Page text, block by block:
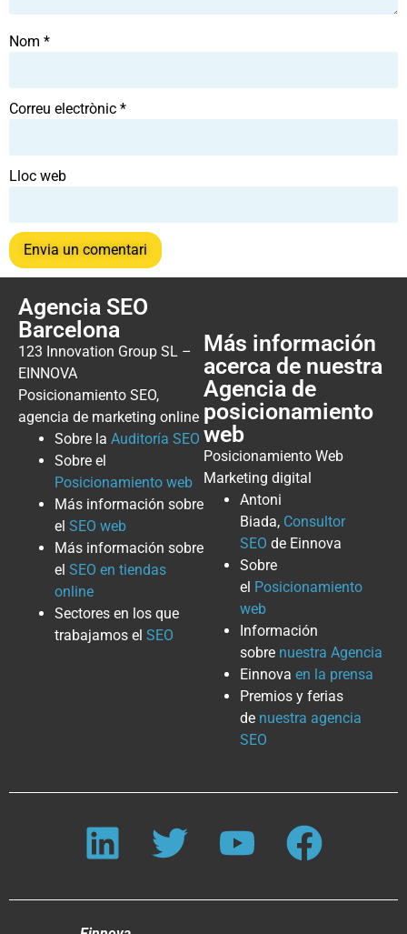
Nom *
Correu electrònic *
Lloc web
Agencia SEO
Barcelona
123 Innovation Group SL –
EINNOVA
Posicionamiento SEO,
agencia de marketing online
Sobre la Auditoría SEO
Sobre el
Posicionamiento web
Más información sobre
el SEO web
Más información sobre
el SEO en tiendas
online
Sectores en los que
trabajamos el SEO
Más información
acerca de nuestra
Agencia de
posicionamiento
web
Posicionamiento Web
Marketing digital
Antoni
Biada, Consultor
SEO de Einnova
Sobre
el Posicionamiento
web
Información
sobre nuestra Agencia
Einnova en la prensa
Premios y ferias
de nuestra agencia
SEO